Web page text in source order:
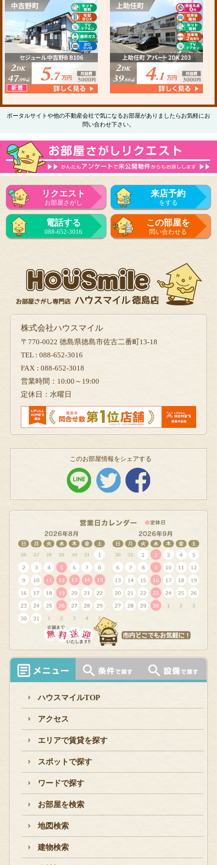
ポータルサイトや他の不動産会社で気になるお部屋がありましたらお気軽にお
問い合わせ下さい。
リクエスト
お部屋さがし
来店予約
をする
電話する
088-652-3016
この部屋を
問い合わせる
株式会社ハウスマイル
〒770-0022 徳島県徳島市佐古二番町13-18
TEL : 088-652-3016
FAX : 088-652-3018
営業時間：10:00～19:00
定休日：水曜日
このお部屋情報をシェアする
ハウスマイルTOP
アクセス
エリアで賃貸を探す
スポットで探す
ワードで探す
お部屋を検索
地図検索
建物検索